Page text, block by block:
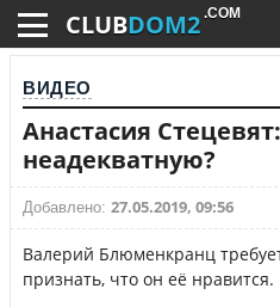
CLUBDOM2 .COM
ВИДЕО
Анастасия
неадекватную?
Добавлено: 27.05.2019, 09:56
Валерий Блюменкранц
признать, что он её нравится.